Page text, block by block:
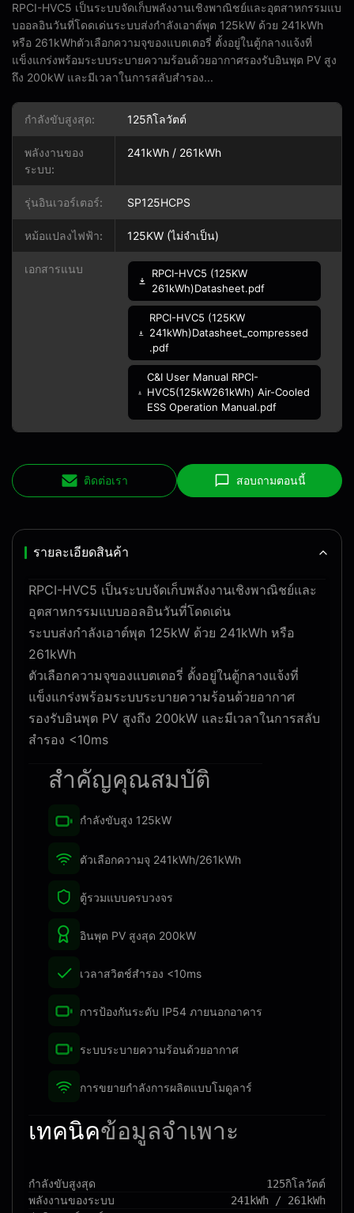
RPCI-HVC5 เป็นระบบจัดเก็บพลังงานเชิงพาณิชย์และอุตสาหกรรมแบ
บออลอินวันที่โดดเด่นระบบส่งกำลังเอาต์พุต 125kW ด้วย 241kWh
หรือ 261kWhตัวเลือกความจุของแบตเตอรี่ ตั้งอยู่ในตู้กลางแจ้งที่
แข็งแกร่งพร้อมระบบระบายความร้อนด้วยอากาศรองรับอินพุต PV สูง
ถึง 200kW และมีเวลาในการสลับสำรอง...
กำลังขับสูงสุด: 125กิโลวัตต์
พลังงานของ
ระบบ:
241kWh / 261kWh
รุ่นอินเวอร์เตอร์: SP125HCPS
หม้อแปลงไฟฟ้า: 125KW (ไม่จำเป็น)
เอกสารแนบ
RPCI-HVC5 (125KW
261kWh)Datasheet.pdf
RPCI-HVC5 (125KW
241kWh)Datasheet_compressed
.pdf
C&I User Manual RPCI-
HVC5(125kW261kWh) Air-Cooled
ESS Operation Manual.pdf
ติดต่อเรา สอบถามตอนนี้
รายละเอียดสินค้า
RPCI-HVC5 เป็นระบบจัดเก็บพลังงานเชิงพาณิชย์และ
อุตสาหกรรมแบบออลอินวันที่โดดเด่น
ระบบส่งกำลังเอาต์พุต 125kW ด้วย 241kWh หรือ
261kWh
ตัวเลือกความจุของแบตเตอรี่ ตั้งอยู่ในตู้กลางแจ้งที่
แข็งแกร่งพร้อมระบบระบายความร้อนด้วยอากาศ
รองรับอินพุต PV สูงถึง 200kW และมีเวลาในการสลับ
สำรอง <10ms
สำคัญคุณสมบัติ
กำลังขับสูง 125kW
ตัวเลือกความจุ 241kWh/261kWh
ตู้รวมแบบครบวงจร
อินพุต PV สูงสุด 200kW
เวลาสวิตช์สำรอง <10ms
การป้องกันระดับ IP54 ภายนอกอาคาร
ระบบระบายความร้อนด้วยอากาศ
การขยายกำลังการผลิตแบบโมดูลาร์
เทคนิคข้อมูลจำเพาะ
กำลังขับสูงสุด 125กิโลวัตต์
พลังงานของระบบ 241kWh / 261kWh